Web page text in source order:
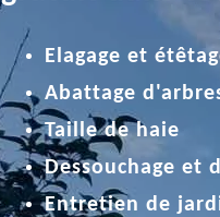
Elagage et
Abattage
Taille de haie
Dessouchage et
Entretien de